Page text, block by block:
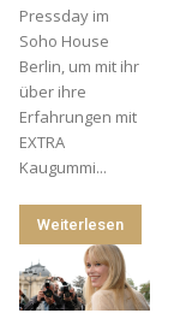
Pressday im
Soho House
Berlin, um mit ihr
über ihre
Erfahrungen mit
EXTRA
Kaugummi...
Weiterlesen